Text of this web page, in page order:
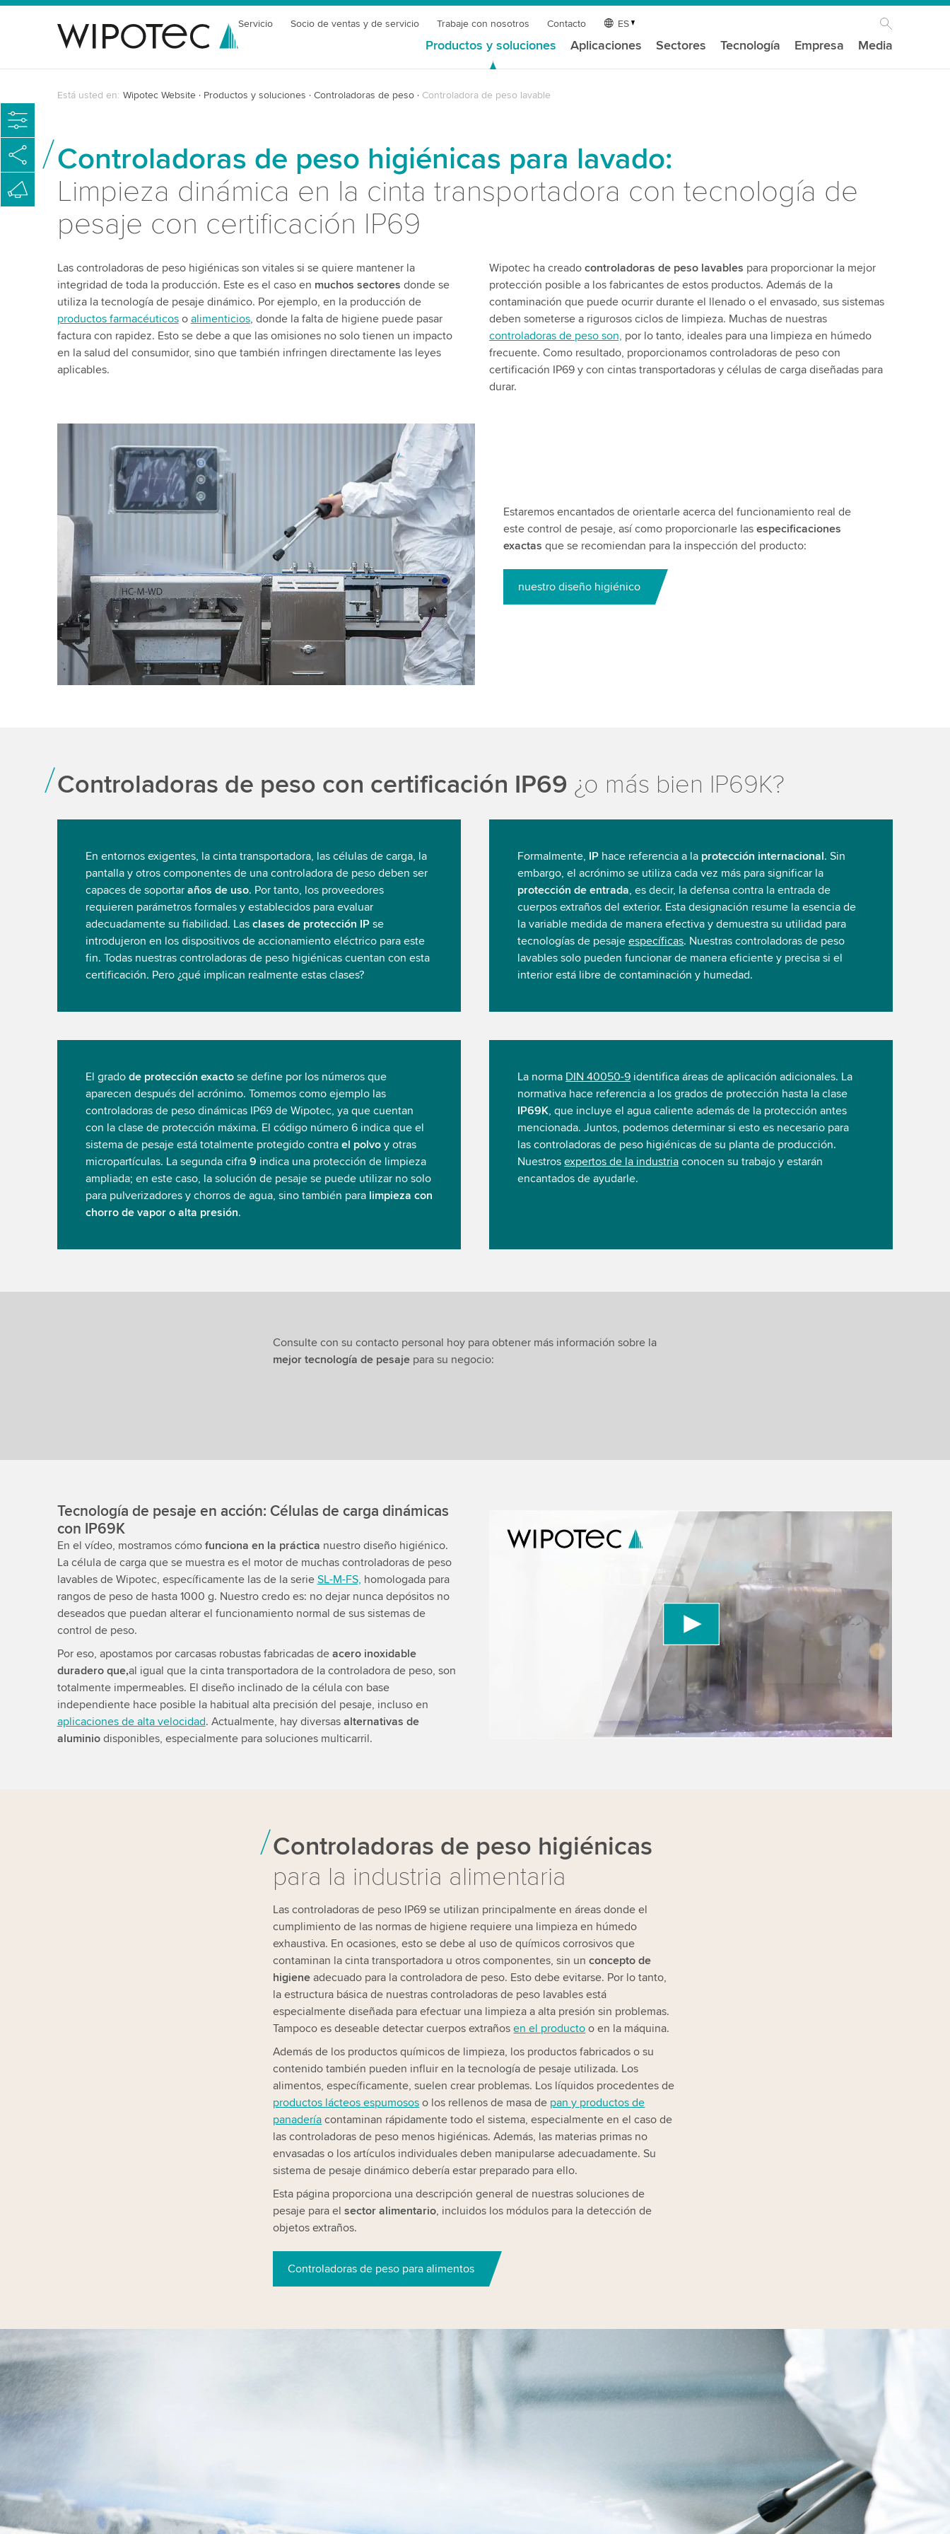
Servicio Socio de ventas y de servicio Trabaje con nosotros Contacto ES
Productos y soluciones Aplicaciones Sectores Tecnología Empresa Media
Está usted en: Wipotec Website Productos y soluciones Controladoras de peso Controladora de peso lavable
Controladoras de peso higiénicas para lavado:
Limpieza dinámica en la cinta transportadora con tecnología de
pesaje con certificación IP69
Las controladoras de peso higiénicas son vitales si se quiere mantener la
integridad de toda la producción. Este es el caso en muchos sectores donde se
utiliza la tecnología de pesaje dinámico. Por ejemplo, en la producción de
productos farmacéuticoso alimenticios, donde la falta de higiene puede pasar
factura con rapidez. Esto se debe a que las omisiones no solo tienen un impacto
en la salud del consumidor, sino que también infringen directamente las leyes
aplicables.
Wipotec ha creadocontroladoras de peso lavables para proporcionar la mejor
protección posible a los fabricantes de estos productos. Además de la
contaminación que puede ocurrir durante el llenado o el envasado, sus sistemas
deben someterse a rigurosos ciclos de limpieza. Muchas de nuestras
controladoras de peso son, por lo tanto, ideales para una limpieza en húmedo
frecuente. Como resultado, proporcionamos controladoras de peso con
certificación IP69 y con cintas transportadoras y células de carga diseñadas para
durar.
Estaremos encantados de orientarle acerca del funcionamiento real de
este control de pesaje, así como proporcionarle lasespecificaciones
exactas que se recomiendan para la inspección del producto:
nuestro diseño higiénico
Controladoras de peso con certificación IP69 ¿o más bien IP69K?
En entornos exigentes, la cinta transportadora, las células de carga, la
pantalla y otros componentes de una controladora de peso deben ser
capaces de soportar años de uso. Por tanto, los proveedores
requieren parámetros formales y establecidos para evaluar
adecuadamente su fiabilidad. Las clases de protección IPse
introdujeron en los dispositivos de accionamiento eléctrico para este
fin. Todas nuestras controladoras de peso higiénicas cuentan con esta
certificación. Pero ¿qué implican realmente estas clases?
Formalmente, IP hace referencia a la protección internacional. Sin
embargo, el acrónimo se utiliza cada vez más para significar la
protección de entrada, es decir, la defensa contra la entrada de
cuerpos extraños del exterior. Esta designación resume la esencia de
la variable medida de manera efectiva y demuestra su utilidad para
tecnologías de pesajeespecíficas. Nuestras controladoras de peso
lavables solo pueden funcionar de manera eficiente y precisa si el
interior está libre de contaminación y humedad.
El grado de protección exactose define por los números que
aparecen después del acrónimo. Tomemos como ejemplo las
controladoras de peso dinámicas IP69 de Wipotec, ya que cuentan
con la clase de protección máxima. El código número 6 indica que el
sistema de pesaje está totalmente protegido contra el polvoy otras
micropartículas. La segunda cifra 9 indica una protección de limpieza
ampliada; en este caso, la solución de pesaje se puede utilizar no solo
para pulverizadores y chorros de agua, sino también para limpieza con
chorro de vapor o alta presión.
La norma DIN 40050-9 identifica áreas de aplicación adicionales. La
normativa hace referencia a los grados de protección hasta la clase
IP69K, que incluye el agua caliente además de la protección antes
mencionada. Juntos, podemos determinar si esto es necesario para
las controladoras de peso higiénicas de su planta de producción.
Nuestrosexpertos de la industria conocen su trabajo y estarán
encantados de ayudarle.
Consulte con su contacto personal hoy para obtener más información sobre la
mejor tecnología de pesaje para su negocio:
Tecnología de pesaje en acción: Células de carga dinámicas
con IP69K
En el vídeo, mostramos cómo funciona en la práctica nuestro diseño higiénico.
La célula de carga que se muestra es el motor de muchas controladoras de peso
lavables de Wipotec, específicamente las de la serie SL-M-FS, homologada para
rangos de peso de hasta 1000 g. Nuestro credo es: no dejar nunca depósitos no
deseados que puedan alterar el funcionamiento normal de sus sistemas de
control de peso.
Por eso, apostamos por carcasas robustas fabricadas de acero inoxidable
duradero que,al igual que la cinta transportadora de la controladora de peso, son
totalmente impermeables. El diseño inclinado de la célula con base
independiente hace posible la habitual alta precisión del pesaje, incluso en
aplicaciones de alta velocidad. Actualmente, hay diversas alternativas de
aluminiodisponibles, especialmente para soluciones multicarril.
We need your consent to load the YouTube Video service!
We use a third party service to embed video content that may collect
data about your activity. Please review the details and accept the service
More information
Controladoras de peso higiénicas
para la industria alimentaria
Las controladoras de peso IP69 se utilizan principalmente en áreas donde el
cumplimiento de las normas de higiene requiere una limpieza en húmedo
exhaustiva. En ocasiones, esto se debe al uso de químicos corrosivos que
contaminan la cinta transportadora u otros componentes, sin unconcepto de
higiene adecuado para la controladora de peso. Esto debe evitarse. Por lo tanto,
la estructura básica de nuestras controladoras de peso lavables está
especialmente diseñada para efectuar una limpieza a alta presión sin problemas.
Tampoco es deseable detectar cuerpos extrañosen el producto o en la máquina.
Además de los productos químicos de limpieza, los productos fabricados o su
contenido también pueden influir en la tecnología de pesaje utilizada. Los
alimentos, específicamente, suelen crear problemas. Los líquidos procedentes de
productos lácteos espumosos o los rellenos de masa de pan y productos de
panadería contaminan rápidamente todo el sistema, especialmente en el caso de
las controladoras de peso menos higiénicas. Además, las materias primas no
envasadas o los artículos individuales deben manipularse adecuadamente. Su
sistema de pesaje dinámico debería estar preparado para ello.
Esta página proporciona una descripción general de nuestras soluciones de
pesaje para elsector alimentario, incluidos los módulos para la detección de
objetos extraños.
Controladoras de peso para alimentos